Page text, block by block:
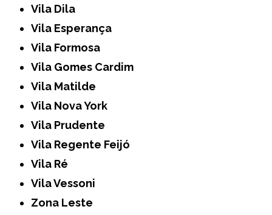
Vila Dila
Vila Esperança
Vila Formosa
Vila Gomes Cardim
Vila Matilde
Vila Nova York
Vila Prudente
Vila Regente Feijó
Vila Ré
Vila Vessoni
Zona Leste